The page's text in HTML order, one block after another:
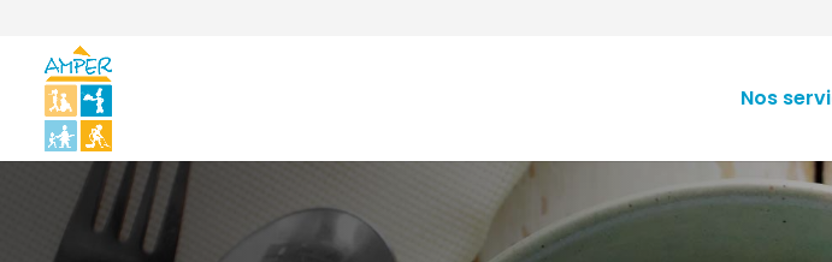
Nos